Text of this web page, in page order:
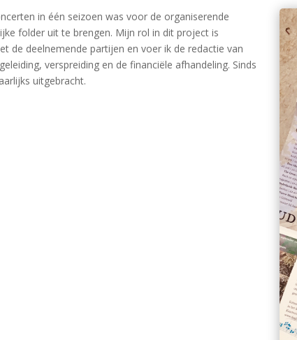
in één seizoen was voor de organiserende
folder uit te brengen. Mijn rol in dit project is
de deelnemende partijen en voer ik de redactie van
verspreiding en de financiële afhandeling. Sinds
uitgebracht.